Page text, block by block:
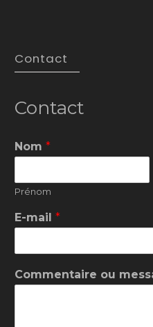
Contact
Contact
Nom *
Prénom
E-mail *
Commentaire ou